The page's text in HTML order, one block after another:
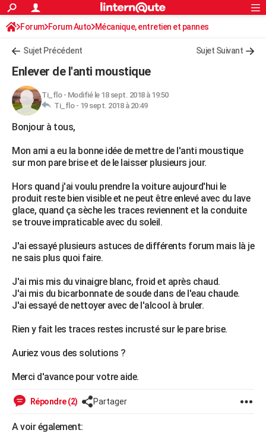
ACTUALITÉS
Politique
Société
Faits Divers
Education
Monde
Villes
+
FINANCE
Retraite
Impôts
Epargne
Immobilier
Risques naturels par ville
Banque
Assurance
Crédit
AUTO
Essais
Réserver un essai
Citadines
Berlines
SUV
Forum auto
+HIGH-TECH
Mobiles
Meilleur smartphone
Internet
Ordinateurs
Jeux vidéo
Guide high-tech
+BRICOLAGE
Forum
Aménagement intérieur
Extérieur
Cuisine
Salle de bains
Jardinage
Rangement
WEEK-END
Guides de France
Escapades
Patrimoine
Expositions
Musées
Week-end nature
+LIFESTYLE
Alimentation
Guide de la santé
Maladies
Médicaments
Sommeil
VOYAGE
Destinations
City break
Voyage nature
Voyage de noces
Forum
Climat
PHOTO
GUIDES D'ACHAT
BONS PLANS
CARTE DE VOEUX
Carte de Noël
Carte Bonne année
Carte Saint-Valentin
Carte Pâques
Carte d'anniversaire
DICTIONNAIRE
Dictionnaire
Biographies
Citations
Expressions
Proverbes
PROGRAMME TV
COPAINS D'AVANT
Rechercher
S'inscrire
Connexion
Forum Forum Auto Mécanique, entretien et pannes
Sujet Précédent Sujet Suivant
Enlever de l'anti moustique
Ti_flo- Modifié le 18 sept. 2018 à 19:50
Ti_flo - 19 sept. 2018 à 20:49
Bonjour à tous,
Mon ami a eu la bonne idée de mettre de l'anti moustique
sur mon pare brise et de le laisser plusieurs jour.
Hors quand j'ai voulu prendre la voiture aujourd'hui le
produit reste bien visible et ne peut être enlevé avec du lave
glace, quand ça sèche les traces reviennent et la conduite
se trouve impraticable avec du soleil.
J'ai essayé plusieurs astuces de différents forum mais là je
ne sais plus quoi faire.
J'ai mis mis du vinaigre blanc, froid et après chaud.
J'ai mis du bicarbonnate de soude dans de l'eau chaude.
J'ai essayé de nettoyer avec de l'alcool à bruler.
Rien y fait les traces restes incrusté sur le pare brise.
Auriez vous des solutions ?
Merci d'avance pour votre aide.
Répondre (2) Partager
A voir également: